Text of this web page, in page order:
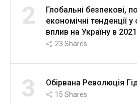
2
Глобальні безпекові,
економічні тенденції у
вплив на Україну в
23 Shares
3 Обірвана Революція
15 Shares